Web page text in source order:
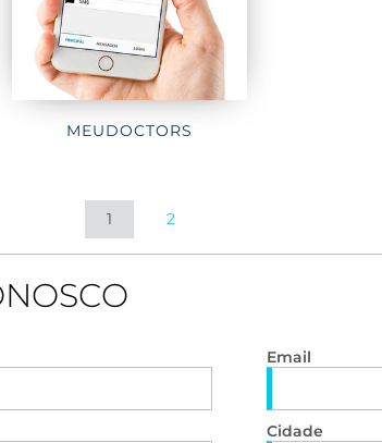
MEUDOCTORS
1 2
Email
Cidade